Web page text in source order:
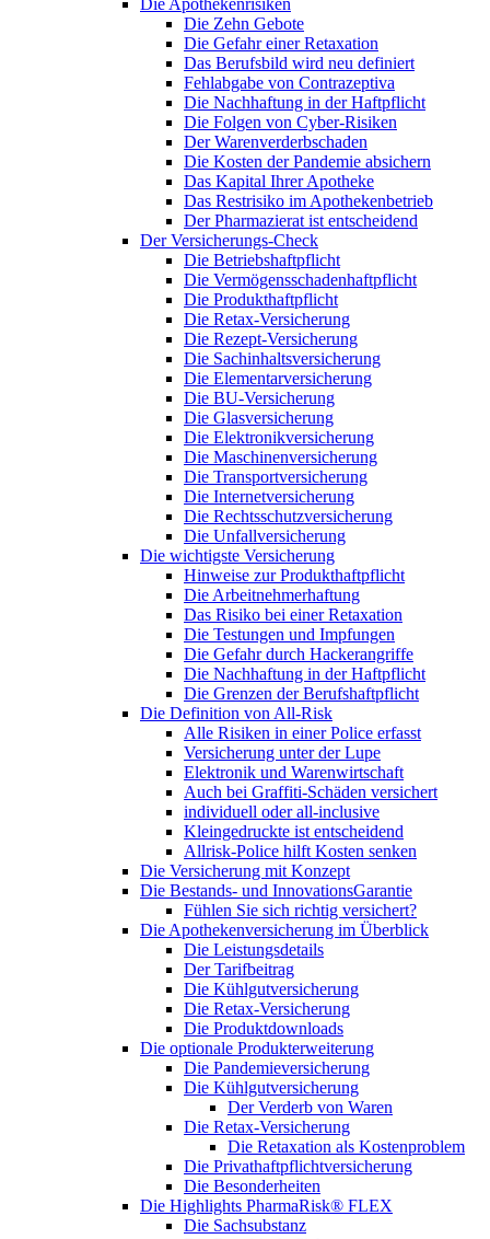
Die Apothekenrisiken
Die Zehn Gebote
Die Gefahr einer Retaxation
Das Berufsbild wird neu definiert
Fehlabgabe von Contrazeptiva
Die Nachhaftung in der Haftpflicht
Die Folgen von Cyber-Risiken
Der Warenverderbschaden
Die Kosten der Pandemie absichern
Das Kapital Ihrer Apotheke
Das Restrisiko im Apothekenbetrieb
Der Pharmazierat ist entscheidend
Der Versicherungs-Check
Die Betriebshaftpflicht
Die Vermögensschadenhaftpflicht
Die Produkthaftpflicht
Die Retax-Versicherung
Die Rezept-Versicherung
Die Sachinhaltsversicherung
Die Elementarversicherung
Die BU-Versicherung
Die Glasversicherung
Die Elektronikversicherung
Die Maschinenversicherung
Die Transportversicherung
Die Internetversicherung
Die Rechtsschutzversicherung
Die Unfallversicherung
Die wichtigste Versicherung
Hinweise zur Produkthaftpflicht
Die Arbeitnehmerhaftung
Das Risiko bei einer Retaxation
Die Testungen und Impfungen
Die Gefahr durch Hackerangriffe
Die Nachhaftung in der Haftpflicht
Die Grenzen der Berufshaftpflicht
Die Definition von All-Risk
Alle Risiken in einer Police erfasst
Versicherung unter der Lupe
Elektronik und Warenwirtschaft
Auch bei Graffiti-Schäden versichert
individuell oder all-inclusive
Kleingedruckte ist entscheidend
Allrisk-Police hilft Kosten senken
Die Versicherung mit Konzept
Die Bestands- und InnovationsGarantie
Fühlen Sie sich richtig versichert?
Die Apothekenversicherung im Überblick
Die Leistungsdetails
Der Tarifbeitrag
Die Kühlgutversicherung
Die Retax-Versicherung
Die Produktdownloads
Die optionale Produkterweiterung
Die Pandemieversicherung
Die Kühlgutversicherung
Der Verderb von Waren
Die Retax-Versicherung
Die Retaxation als Kostenproblem
Die Privathaftpflichtversicherung
Die Besonderheiten
Die Highlights PharmaRisk® FLEX
Die Sachsubstanz